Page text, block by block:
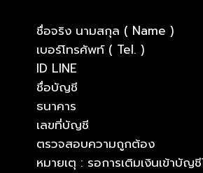
ชื่อจริง นามสกุล ( Name )
เบอร์โทรศัพท์ ( Tel. )
ID LINE
ชื่อบัญชี
ธนาคาร
เลขที่บัญชี
ตรวจสอบความถูกต้อง
หมายเตุ : รอการเติมเงินเข้าบัญ